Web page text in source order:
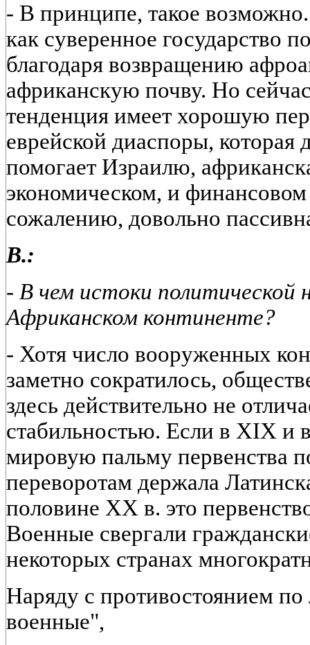
- В принципе, такое
как суверенное государство
благодаря возвращению
африканскую почву. Но
тенденция имеет хорошую
еврейской диаспоры, которая
помогает Израилю,
экономическом, и
сожалению, довольно
В.:
- В чем истоки политической
Африканском континенте?
- Хотя число вооруженных
заметно сократилось,
здесь действительно не
стабильностью. Если в XIX и
мировую пальму первенства
переворотам держала
половине XX в. это
Военные свергали
некоторых странах
Наряду с противостоянием
военные",